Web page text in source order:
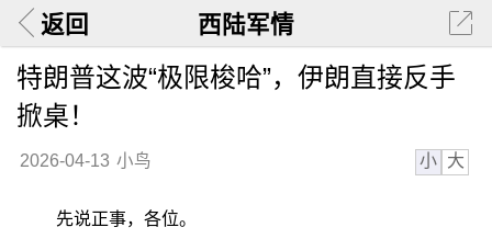
返回 西陆军情
特朗普这波“极限梭哈”，伊朗直接反手
掀桌！
2026-04-13 小鸟 小 大
先说正事，各位。